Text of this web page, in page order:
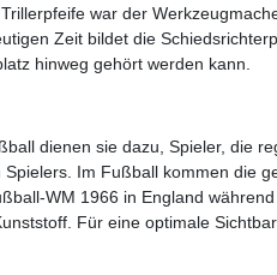
war der
Zeit bildet die
hinweg gehört werden kann.
dienen sie dazu, Spieler, die
Im Fußball kommen die
WM 1966 in England während
Für eine optimale